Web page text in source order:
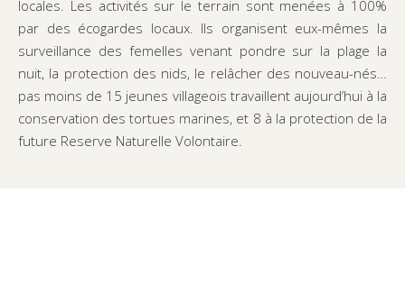
locales. Les activités sur le terrain sont menées à 100%
par des écogardes locaux. Ils organisent eux-mêmes la
surveillance des femelles venant pondre sur la plage la
nuit, la protection des nids, le relâcher des nouveau-nés…
pas moins de 15 jeunes villageois travaillent aujourd’hui à la
conservation des tortues marines, et 8 à la protection de la
future Reserve Naturelle Volontaire.